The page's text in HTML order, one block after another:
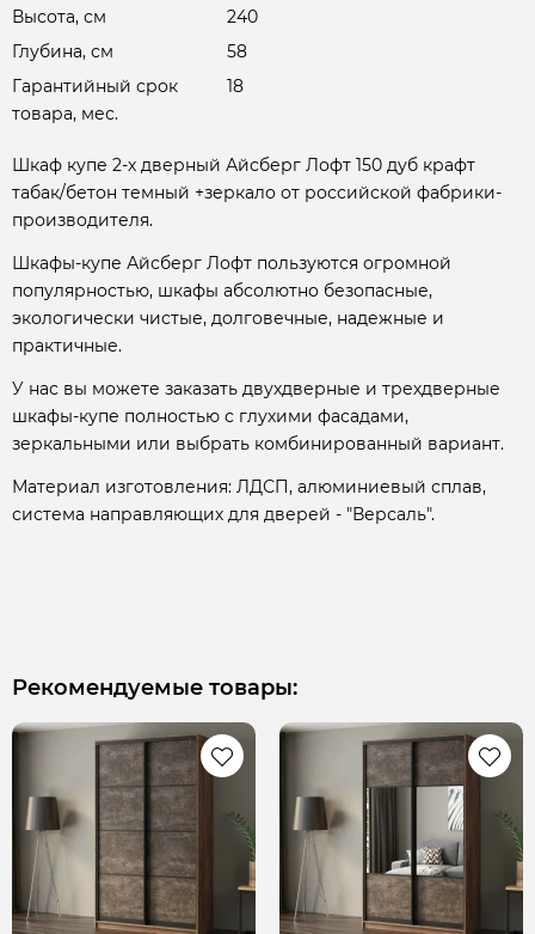
Высота, см
240
Глубина, см
58
Гарантийный срок
товара, мес.
18
Шкаф купе 2-х дверный Айсберг Лофт 150 дуб крафт
табак/бетон темный +зеркало от российской фабрики-
производителя.
Шкафы-купе Айсберг Лофт пользуются огромной
популярностью, шкафы абсолютно безопасные,
экологически чистые, долговечные, надежные и
практичные.
У нас вы можете заказать двухдверные и трехдверные
шкафы-купе полностью с глухими фасадами,
зеркальными или выбрать комбинированный вариант.
Материал изготовления: ЛДСП, алюминиевый сплав,
система направляющих для дверей - "Версаль".
Рекомендуемые товары: